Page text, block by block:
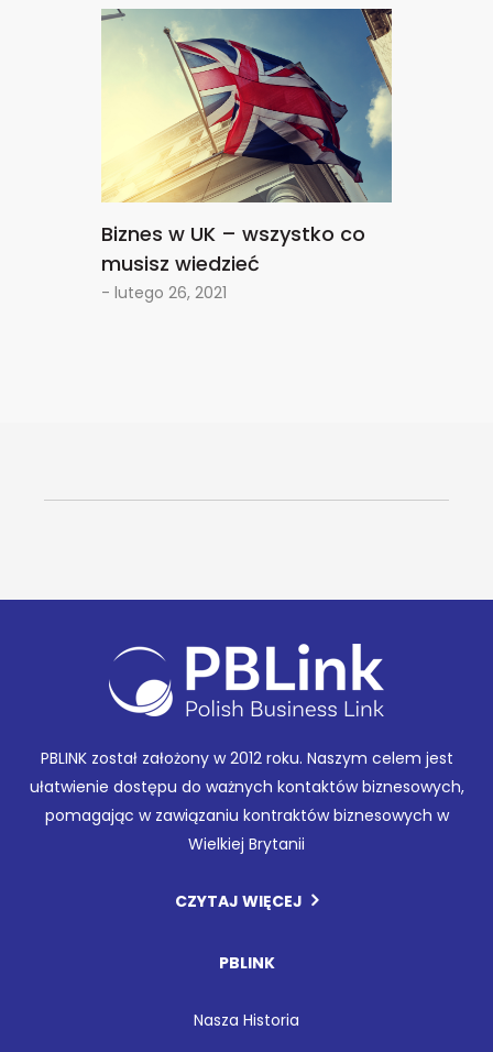
Biznes w UK – wszystko co
musisz wiedzieć
- lutego 26, 2021
PBLINK został założony w 2012 roku. Naszym celem jest
ułatwienie dostępu do ważnych kontaktów biznesowych,
pomagając w zawiązaniu kontraktów biznesowych w
Wielkiej Brytanii
CZYTAJ WIĘCEJ
PBLINK
Nasza Historia